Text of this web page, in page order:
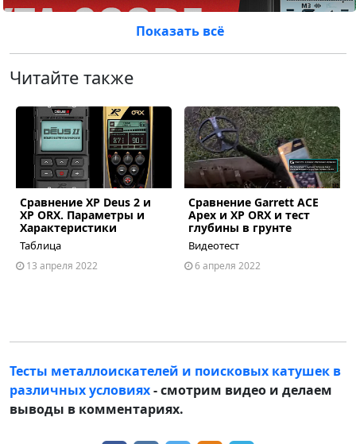
Показать всё
Читайте также
Сравнение XP Deus 2 и
XP ORX. Параметры и
Характеристики
Таблица
13 апреля 2022
Сравнение Garrett ACE
Apex и XP ORX и тест
глубины в грунте
Видеотест
6 апреля 2022
Тесты металлоискателей и поисковых катушек в
различных условиях- смотрим видео и делаем
выводы в комментариях.